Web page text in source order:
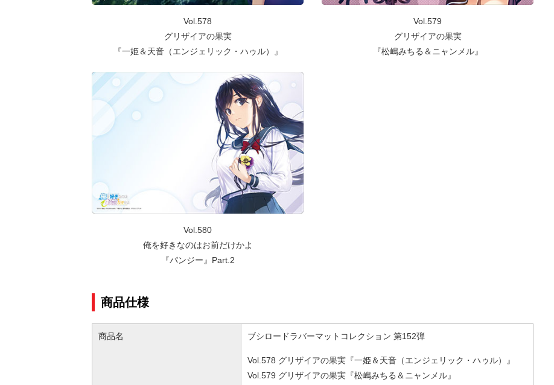
Vol.578
グリザイアの果実
『一姫＆天音（エンジェリック・ハゥル）』
Vol.579
グリザイアの果実
『松嶋みちる＆ニャンメル』
Vol.580
俺を好きなのはお前だけかよ
『パンジー』Part.2
商品仕様
商品名 ブシロードラバーマットコレクション 第152弾
Vol.578 グリザイアの果実『一姫＆天音（エンジェリック・ハゥル）』
Vol.579 グリザイアの果実『松嶋みちる＆ニャンメル』